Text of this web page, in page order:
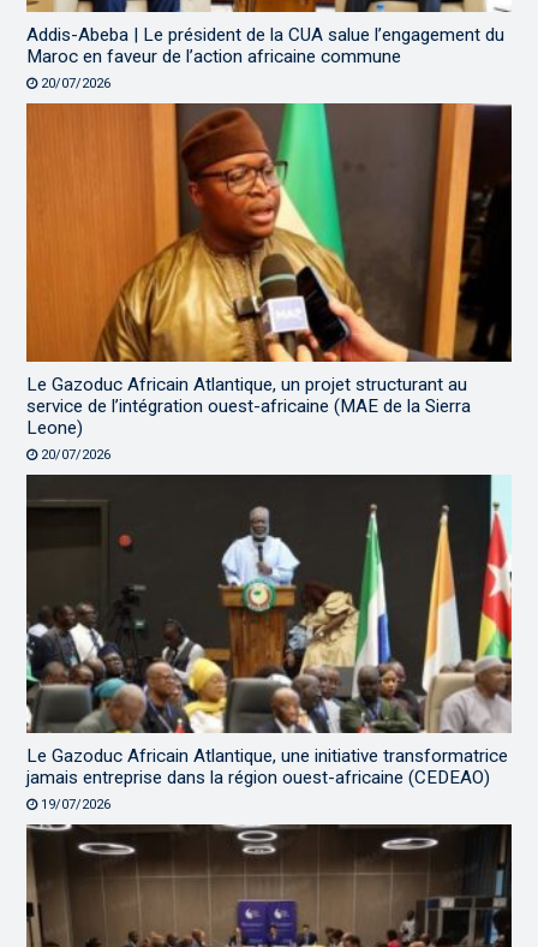
Addis-Abeba | Le président de la CUA salue l’engagement du
Maroc en faveur de l’action africaine commune
20/07/2026
Le Gazoduc Africain Atlantique, un projet structurant au
service de l’intégration ouest-africaine (MAE de la Sierra
Leone)
20/07/2026
Le Gazoduc Africain Atlantique, une initiative transformatrice
jamais entreprise dans la région ouest-africaine (CEDEAO)
19/07/2026